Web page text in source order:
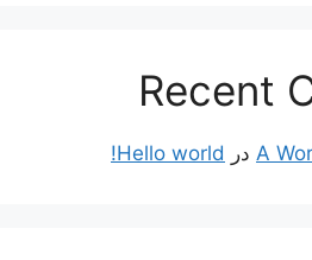
Recent
A در Hello world!